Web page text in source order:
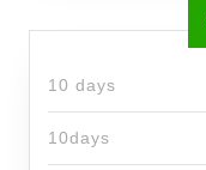
10 days
10days